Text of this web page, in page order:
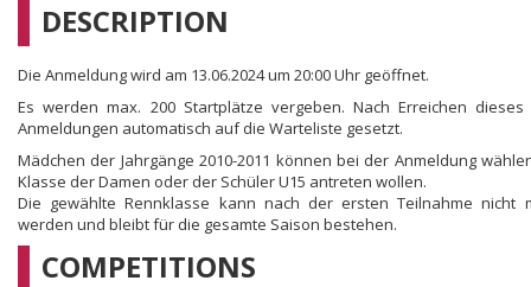
DESCRIPTION
Die Anmeldung wird am 13.06.2024 um 20:00 Uhr geöffnet.
Es werden max. 200 Startplätze vergeben. Nach Erreichen
Anmeldungen automatisch auf die Warteliste gesetzt.
Mädchen der Jahrgänge 2010-2011 können bei der Anmeldung
Klasse der Damen oder der Schüler U15 antreten wollen.
Die gewählte Rennklasse kann nach der ersten Teilnahme nicht
werden und bleibt für die gesamte Saison bestehen.
COMPETITIONS